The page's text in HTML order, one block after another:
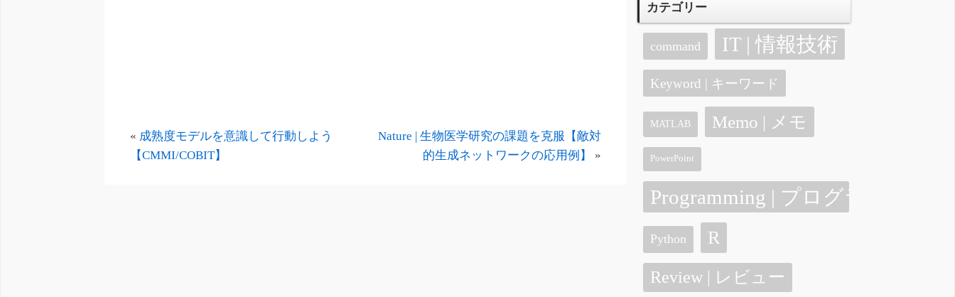
« 成熟度モデルを意識して行動しよう
【CMMI/COBIT】
Nature | 生物医学研究の課題を克服【敵対
的生成ネットワークの応用例】
»
カテゴリー
command IT | 情報技術
Keyword | キーワード
MATLAB Memo | メモ
PowerPoint
Programming | プログラミング
Python R
Review | レビュー